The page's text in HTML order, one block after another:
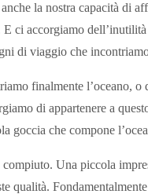
la nostra capacità di
ci accorgiamo
di viaggio che
finalmente l’oceano, o
di appartenere a
goccia che compone
Una piccola
qualità.